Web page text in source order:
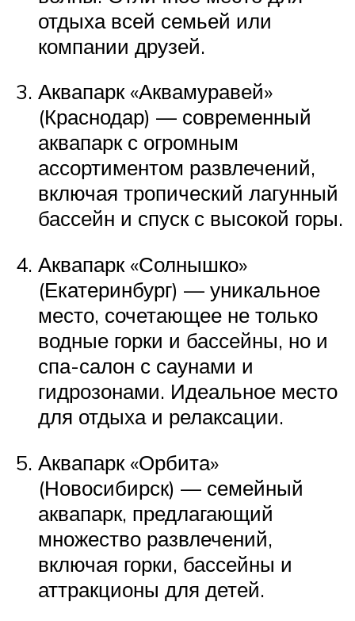
отдыха всей семьей или
компании друзей.
Аквапарк «Аквамуравей»
(Краснодар) — современный
аквапарк с огромным
ассортиментом развлечений,
включая тропический лагунный
бассейн и спуск с высокой горы.
Аквапарк «Солнышко»
(Екатеринбург) — уникальное
место, сочетающее не только
водные горки и бассейны, но и
спа-салон с саунами и
гидрозонами. Идеальное место
для отдыха и релаксации.
Аквапарк «Орбита»
(Новосибирск) — семейный
аквапарк, предлагающий
множество развлечений,
включая горки, бассейны и
аттракционы для детей.